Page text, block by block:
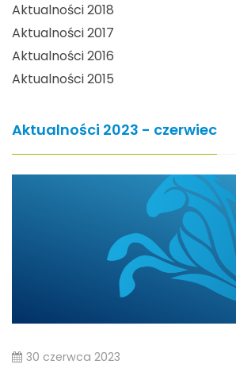
Aktualności 2018
Aktualności 2017
Aktualności 2016
Aktualności 2015
Aktualności 2023 - czerwiec
30 czerwca 2023